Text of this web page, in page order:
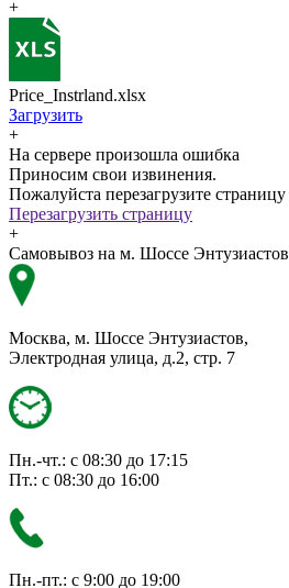
+
Price_Instrland.xlsx
Загрузить
+
На сервере произошла ошибка
Приносим свои извинения.
Пожалуйста перезагрузите страницу
Перезагрузить страницу
+
Самовывоз на м. Шоссе Энтузиастов
Москва, м. Шоссе Энтузиастов,
Электродная улица, д.2, стр. 7
Пн.-чт.: с 08:30 до 17:15
Пт.: с 08:30 до 16:00
Пн.-пт.: с 9:00 до 19:00